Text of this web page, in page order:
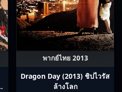
พากย์ไทย 2013
Dragon Day (2013) ชิปไวรัส
ล้างโลก